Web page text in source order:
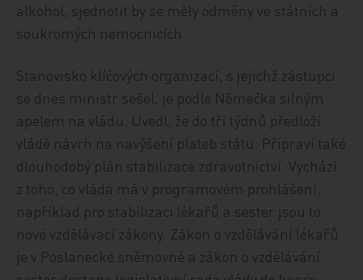
alkohol, sjednotit by se měly odměny ve státních a
soukromých nemocnicích.
Stanovisko klíčových organizací, s jejichž zástupci
se dnes ministr sešel, je podle Němečka silným
apelem na vládu. Uvedl, že do tří týdnů předloží
vládě návrh na navýšení plateb státu. Připraví také
dlouhodobý plán stabilizace zdravotnictví. Vychází
z toho, co vláda má v programovém prohlášení,
například pro stabilizaci lékařů a sester jsou to
nové vzdělávací zákony. Zákon o vzdělávání lékařů
je v Poslanecké sněmovně a zákon o vzdělávání